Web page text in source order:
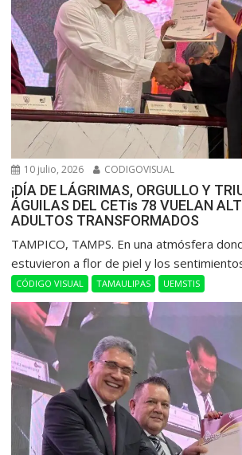
10 julio, 2026 CODIGOVISUAL
¡DÍA DE LÁGRIMAS, ORGULLO Y
ÁGUILAS DEL CETis 78 VUELAN
ADULTOS TRANSFORMADOS
​TAMPICO, TAMPS. En una atmósfera
estuvieron a flor de piel y los
CÓDIGO VISUAL TAMAULIPAS UEMSTIS